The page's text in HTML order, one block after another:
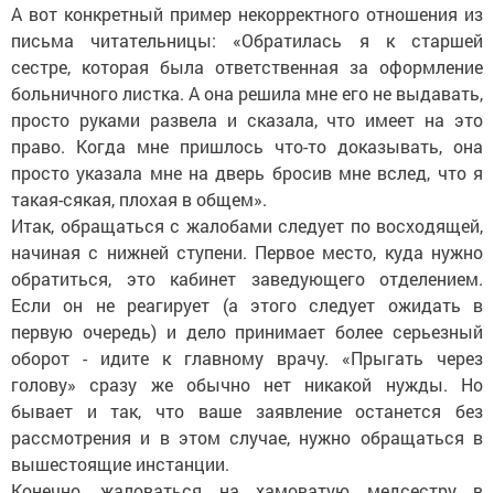
А вот конкретный пример некорректного отношения из
письма читательницы: «Обратилась я к старшей
сестре, которая была ответственная за оформление
больничного листка. А она решила мне его не выдавать,
просто руками развела и сказала, что имеет на это
право. Когда мне пришлось что-то доказывать, она
просто указала мне на дверь бросив мне вслед, что я
такая-сякая, плохая в общем».
Итак, обращаться с жалобами следует по восходящей,
начиная с нижней ступени. Первое место, куда нужно
обратиться, это кабинет заведующего отделением.
Если он не реагирует (а этого следует ожидать в
первую очередь) и дело принимает более серьезный
оборот - идите к главному врачу. «Прыгать через
голову» сразу же обычно нет никакой нужды. Но
бывает и так, что ваше заявление останется без
рассмотрения и в этом случае, нужно обращаться в
вышестоящие инстанции.